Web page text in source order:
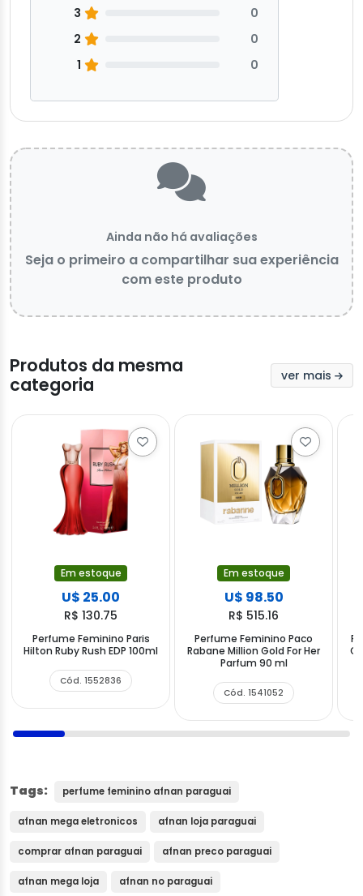
3
0
2
0
1
0
Ainda não há avaliações
Seja o primeiro a compartilhar sua experiência
com este produto
Produtos da mesma
categoria
ver mais
Em estoque
U$ 25.00
R$ 130.75
Perfume Feminino Paris
Hilton Ruby Rush EDP 100ml
Cód. 1552836
Em estoque
U$ 98.50
R$ 515.16
Perfume Feminino Paco
Rabane Million Gold For Her
Parfum 90 ml
Cód. 1541052
Tags: perfume feminino afnan paraguai
afnan mega eletronicos afnan loja paraguai
comprar afnan paraguai afnan preco paraguai
afnan mega loja afnan no paraguai